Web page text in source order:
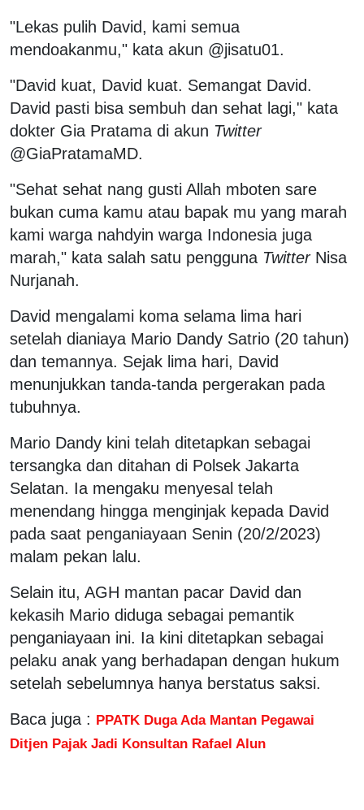
"Lekas pulih David, kami semua
mendoakanmu," kata akun @jisatu01.
"David kuat, David kuat. Semangat David.
David pasti bisa sembuh dan sehat lagi," kata
dokter Gia Pratama di akun Twitter
@GiaPratamaMD.
"Sehat sehat nang gusti Allah mboten sare
bukan cuma kamu atau bapak mu yang marah
kami warga nahdyin warga Indonesia juga
marah," kata salah satu pengguna TwitterNisa
Nurjanah.
David mengalami koma selama lima hari
setelah dianiaya Mario Dandy Satrio (20 tahun)
dan temannya. Sejak lima hari, David
menunjukkan tanda-tanda pergerakan pada
tubuhnya.
Mario Dandy kini telah ditetapkan sebagai
tersangka dan ditahan di Polsek Jakarta
Selatan. Ia mengaku menyesal telah
menendang hingga menginjak kepada David
pada saat penganiayaan Senin (20/2/2023)
malam pekan lalu.
Selain itu, AGH mantan pacar David dan
kekasih Mario diduga sebagai pemantik
penganiayaan ini. Ia kini ditetapkan sebagai
pelaku anak yang berhadapan dengan hukum
setelah sebelumnya hanya berstatus saksi.
Baca juga : PPATK Duga Ada Mantan Pegawai
Ditjen Pajak Jadi Konsultan Rafael Alun